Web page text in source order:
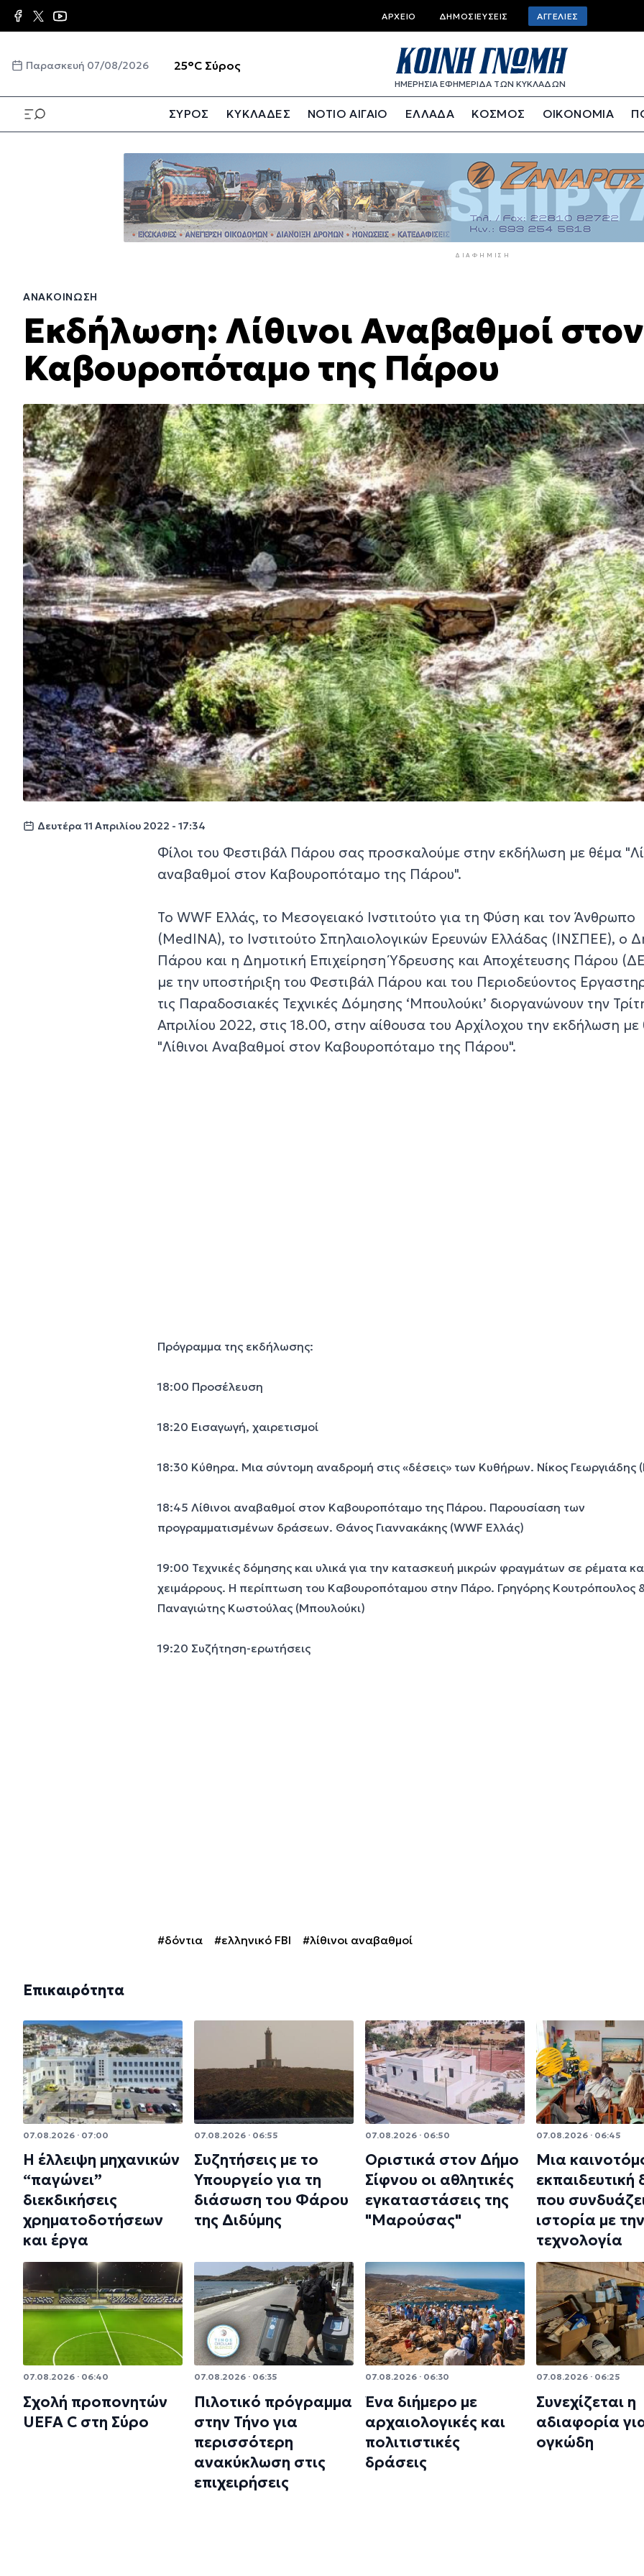
Παράκαμψη
προς
κυρίως
Top
bar
menu
ΑΡΧΕΊΟ ΔΗΜΟΣΙΕΎΣΕΙΣ ΑΓΓΕΛΊΕΣ
Παρασκευή 07/08/2026 25°C Σύρος
ΗΜΕΡΗΣΙΑ ΕΦΗΜΕΡΙΔΑ ΤΩΝ ΚΥΚΛΑΔΩΝ
ΣΥΡΟΣ ΚΥΚΛΑΔΕΣ ΝΟΤΙΟ ΑΙΓΑΙΟ ΕΛΛΑΔΑ ΚΟΣΜΟΣ ΟΙΚΟΝΟΜΙΑ
ΔΙΑΦΉΜΙΣΗ
ΑΝΑΚΟΊΝΩΣΗ
Εκδήλωση: Λίθινοι Αναβαθμοί στον
Καβουροπόταμο της Πάρου
Δευτέρα 11 Απριλίου 2022 - 17:34
Φίλοι του Φεστιβάλ Πάρου σας προσκαλούμε στην εκδήλωση με θέμα
αναβαθμοί στον Καβουροπόταμο της Πάρου".
Το WWF Ελλάς, το Μεσογειακό Ινστιτούτο για τη Φύση και τον Άνθρωπο
(MedINA), το Ινστιτούτο Σπηλαιολογικών Ερευνών Ελλάδας (ΙΝΣΠΕΕ), ο
Πάρου και η Δημοτική Επιχείρηση Ύδρευσης και Αποχέτευσης Πάρου
με την υποστήριξη του Φεστιβάλ Πάρου και του Περιοδεύοντος
τις Παραδοσιακές Τεχνικές Δόμησης ‘Μπουλούκι’ διοργανώνουν την
Απριλίου 2022, στις 18.00, στην αίθουσα του Αρχίλοχου την εκδήλωση
"Λίθινοι Αναβαθμοί στον Καβουροπόταμο της Πάρου".
Πρόγραμμα της εκδήλωσης:
18:00 Προσέλευση
18:20 Εισαγωγή, χαιρετισμοί
18:30 Κύθηρα. Μια σύντομη αναδρομή στις «δέσεις» των Κυθήρων. Νίκος Γεωργιάδης
18:45 Λίθινοι αναβαθμοί στον Καβουροπόταμο της Πάρου. Παρουσίαση των
προγραμματισμένων δράσεων. Θάνος Γιαννακάκης (WWF Ελλάς)
19:00 Τεχνικές δόμησης και υλικά για την κατασκευή μικρών φραγμάτων σε ρέματα
χειμάρρους. Η περίπτωση του Καβουροπόταμου στην Πάρο. Γρηγόρης Κουτρόπουλος
Παναγιώτης Κωστούλας (Μπουλούκι)
19:20 Συζήτηση-ερωτήσεις
#δόντια #ελληνικό FBI #λίθινοι αναβαθμοί
Επικαιρότητα
07.08.2026 · 07:00
Η έλλειψη μηχανικών
“παγώνει”
διεκδικήσεις
χρηματοδοτήσεων
και έργα
07.08.2026 · 06:55
Συζητήσεις με το
Υπουργείο για τη
διάσωση του Φάρου
της Διδύμης
07.08.2026 · 06:50
Οριστικά στον Δήμο
Σίφνου οι αθλητικές
εγκαταστάσεις της
"Μαρούσας"
07.08.2026 · 06:45
Μια
που
ιστορία με την
τεχνολογία
07.08.2026 · 06:40
Σχολή προπονητών
UEFA C στη Σύρο
07.08.2026 · 06:35
Πιλοτικό πρόγραμμα
στην Τήνο για
περισσότερη
ανακύκλωση στις
επιχειρήσεις
07.08.2026 · 06:30
Ένα διήμερο με
αρχαιολογικές και
πολιτιστικές
δράσεις
07.08.2026 · 06:25
Συνεχίζεται η
αδιαφορία
ογκώδη